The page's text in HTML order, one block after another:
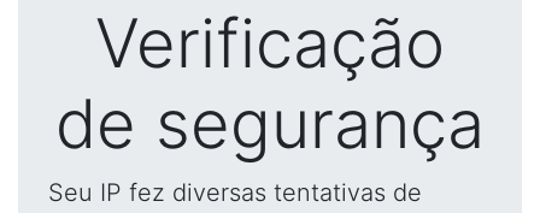
Verificação
de segurança
Seu IP fez diversas tentativas de